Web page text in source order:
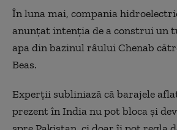
În luna mai, compania
anunţat intenţia de a construi un
apa din bazinul râului Chenab
Beas.
Experţii subliniază că barajele
prezent în India nu pot bloca şi